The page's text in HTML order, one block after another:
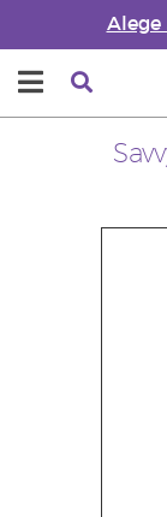
Alege